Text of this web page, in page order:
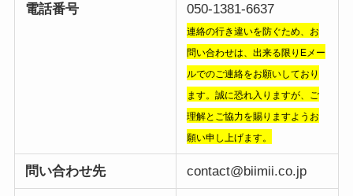
電話番号 050-1381-6637
連絡の行き違いを防ぐため、お
問い合わせは、出来る限りEメー
ルでのご連絡をお願いしており
ます。誠に恐れ入りますが、ご
理解とご協力を賜りますようお
願い申し上げます。
問い合わせ先 contact@biimii.co.jp